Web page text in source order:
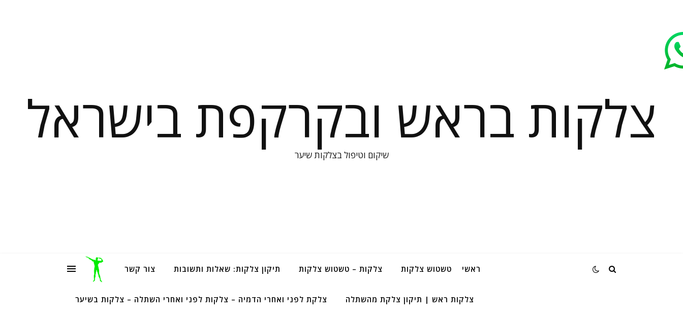
צלקות בראש ובקרקפת בישראל
שיקום וטיפול בצלקות שיער
ראשי טשטוש צלקות צלקות – טשטוש צלקות תיקון צלקות: שאלות ותשובות צור קשר
צלקות ראש | תיקון צלקת מהשתלה צלקת לפני ואחרי הדמיה – צלקות לפני ואחרי השתלה – צלקות בשיער